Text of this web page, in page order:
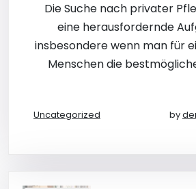
Die Suche nach privater
eine herausfordernde
insbesondere wenn man für
Menschen die
Uncategorized by